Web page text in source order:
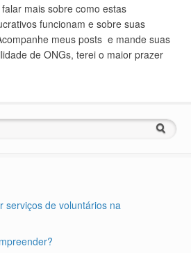
mais sobre como estas
funcionam e sobre suas
meus posts e mande suas
de ONGs, terei o maior prazer
serviços de voluntários na